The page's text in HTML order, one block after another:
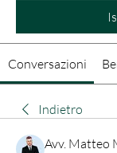
Conversazioni
Indietro
Avv. Matteo